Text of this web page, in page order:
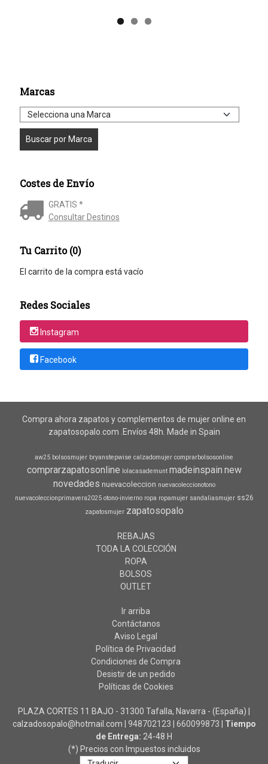
Marcas
Costes de Envío
GRATIS *
Consultar Destinos
Tu Carrito (0)
El carrito de la compra está vacío
Redes Sociales
Instagram
Facebook
Compra ahora zapatos y complementos de mujer online en
zapatosopalo.com .Envíos 48h. Made in Spain
aw25 bolsosmujer bryanstepwise calzadomujer comprarbolsosonline
comprarzapatosonline lolacasademunt madeinspain new
novedades nuevacoleccion nuevacoleccionotono
nuevacoleccionprimavera2025 otono-invierno ropa ropamujer sandaliasmujer ss26
zapatosmujer zapatosopalo
REBAJAS
TODA LA COLECCIÓN
ROPA
BOLSOS
OUTLET
Ir arriba
Contáctanos
Aviso Legal
Política de Privacidad
Condiciones de Compra
Desistir de un pedido
Políticas de Cookies
PLAZA CORTES 11 BAJO - 31300 Tafalla, Navarra - (España) |
calzadosopalo@hotmail.com | 948702123 660099873
Tiempo
de Entrega: 24-48 H
(*) Precios con Impuestos incluidos